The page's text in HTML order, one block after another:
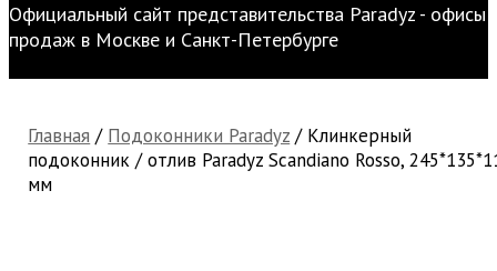
Официальный сайт представительства Paradyz - офисы
продаж в Москве и Санкт-Петербурге
Главная / Подоконники Paradyz / Клинкерный
подоконник / отлив Paradyz Scandiano Rosso,
мм